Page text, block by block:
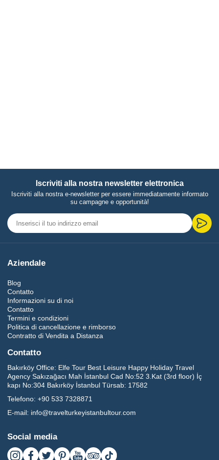
Iscriviti alla nostra newsletter elettronica
Iscriviti alla nostra e-newsletter per essere immediatamente informato
su campagne e opportunità!
Aziendale
Blog
Contatto
Informazioni su di noi
Contatto
Termini e condizioni
Politica di cancellazione e rimborso
Contratto di Vendita a Distanza
Contatto
Bakırköy Office: Elfe Tour Best Leisure Happy Holiday Travel
Agency Sakızağacı Mah İstanbul Cad No:52 3.Kat (3rd floor) İç
kapı No:304 Bakırköy İstanbul Türsab: 17582
Telefono: +90 533 7328871
E-mail: info@travelturkeyistanbultour.com
Social media